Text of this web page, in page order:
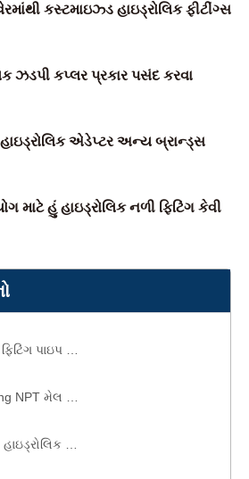
કસ્ટમાઇઝ્ડ હાઇડ્રોલિક ફીટીંગ્સ
ઝડપી કપ્લર પ્રકાર પસંદ કરવા
એડેપ્ટર અન્ય બ્રાન્ડ્સ
માટે હું હાઇડ્રોલિક નળી ફિટિંગ કેવી